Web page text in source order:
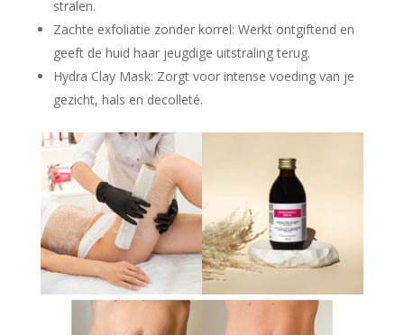
stralen.
Zachte exfoliatie zonder korrel: Werkt ontgiftend en
geeft de huid haar jeugdige uitstraling terug.
Hydra Clay Mask: Zorgt voor intense voeding van je
gezicht, hals en decolleté.